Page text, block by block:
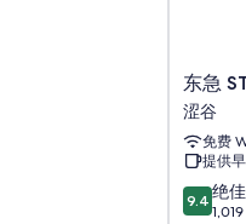
东
急
STAY
涩
谷
涩
谷
东急
涩谷
免费
提供
9.4
分，
9.4 绝佳